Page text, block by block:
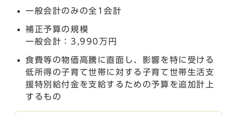
一般会計のみの全1会計
補正予算の規模
一般会計：3,990万円
食費等の物価高騰に直面し、影響を特に受ける
低所得の子育て世帯に対する子育て世帯生活支
援特別給付金を支給するための予算を追加計上
するもの